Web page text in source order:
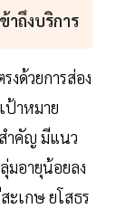
าถึงบริการ
งด้วยการส่อง
ป้าหมาย
ำคัญ มีแนว
อายุน้อยลง
ะเกษ ยโสธร